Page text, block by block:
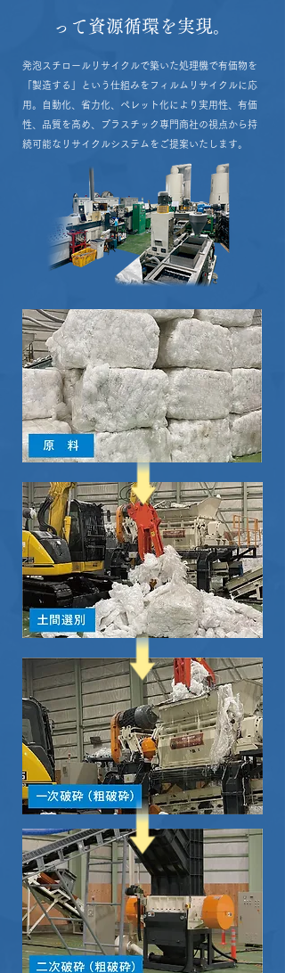
って資源循環を実現。
発泡スチロールリサイクルで築いた処理機で有価物を
「製造する」という仕組みをフィルムリサイクルに応
用。自動化、省力化、ペレット化により実用性、有価
性、品質を高め、プラスチック専門商社の視点から持
続可能なリサイクルシステムをご提案いたします。